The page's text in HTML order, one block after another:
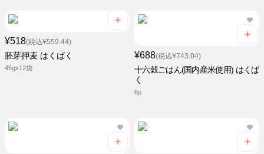
¥518(税込¥559.44)
胚芽押麦 はくばく
45gx12袋
¥688(税込¥743.04)
十六穀ごはん(国内産米使用) はくば
く
6p